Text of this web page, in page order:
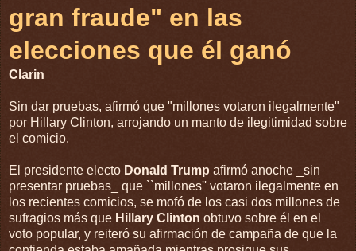
gran fraude" en las
elecciones que él ganó
Clarin
Sin dar pruebas, afirmó que "millones votaron ilegalmente"
por Hillary Clinton, arrojando un manto de ilegitimidad sobre
el comicio.
El presidente electo Donald Trump afirmó anoche _sin
presentar pruebas_ que ``millones'' votaron ilegalmente en
los recientes comicios, se mofó de los casi dos millones de
sufragios más que Hillary Clinton obtuvo sobre él en el
voto popular, y reiteró su afirmación de campaña de que la